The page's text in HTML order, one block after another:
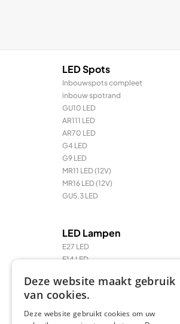
LED Spots
Inbouwspots compleet
inbouw spotrand
GU10 LED
AR111 LED
AR70 LED
G4 LED
G9 LED
MR11 LED (12V)
MR16 LED (12V)
GU5.3 LED
LED Lampen
E27 LED
E14 LED
LED TL & LED PL
R7 / R7s LED
Deze website maakt gebruik
van cookies.
Deze website gebruikt cookies om uw